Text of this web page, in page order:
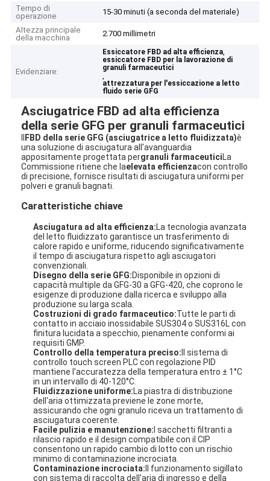
Tempo di
operazione
15-30 minuti (a seconda del materiale)
Altezza principale
della macchina
2.700 millimetri
Evidenziare:
Essiccatore FBD ad alta efficienza,
essiccatore FBD per la lavorazione di
granuli farmaceutici
,
attrezzatura per l'essiccazione a letto
fluido serie GFG
Asciugatrice FBD ad alta efficienza
della serie GFG per granuli farmaceutici
FBD della serie GFG (asciugatrice a letto fluidizzata)è
una soluzione di asciugatura all'avanguardia
appositamente progettata pergranuli farmaceuticiLa
Commissione ritiene che laelevata efficienzacon controllo
di precisione, fornisce risultati di asciugatura uniformi per
polveri e granuli bagnati.
Caratteristiche chiave
Asciugatura ad alta efficienza:La tecnologia avanzata
del letto fluidizzato garantisce un trasferimento di
calore rapido e uniforme, riducendo significativamente
il tempo di asciugatura rispetto agli asciugatori
convenzionali.
Disegno della serie GFG:Disponibile in opzioni di
capacità multiple da GFG-30 a GFG-420, che coprono le
esigenze di produzione dalla ricerca e sviluppo alla
produzione su larga scala.
Costruzioni di grado farmaceutico:Tutte le parti di
contatto in acciaio inossidabile SUS304 o SUS316L con
finitura lucidata a specchio, pienamente conformi ai
requisiti GMP.
Controllo della temperatura preciso: Il sistema di
controllo touch screen PLC con regolazione PID
mantiene l'accuratezza della temperatura entro ± 1°C
in un intervallo di 40-120°C.
Fluidizzazione uniforme:La piastra di distribuzione
dell'aria ottimizzata previene le zone morte,
assicurando che ogni granulo riceva un trattamento di
asciugatura coerente.
Facile pulizia e manutenzione: I sacchetti filtranti a
rilascio rapido e il design compatibile con il CIP
consentono un rapido cambio di lotto con un rischio
minimo di contaminazione incrociata.
Contaminazione incrociata: Il funzionamento sigillato
con sistema di raccolta dell'aria di ingresso e della